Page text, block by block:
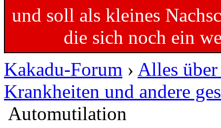
und soll als kleines
die sich noch ein
Kakadu-Forum › Alles
Krankheiten und andere
Automutilation